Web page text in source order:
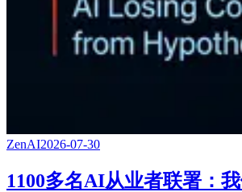
ZenAI2026-07-30
1100多名AI从业者联署：